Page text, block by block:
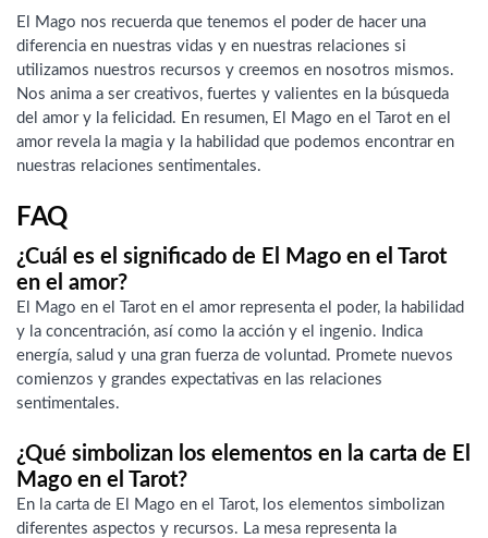
El Mago nos recuerda que tenemos el poder de hacer una
diferencia en nuestras vidas y en nuestras relaciones si
utilizamos nuestros recursos y creemos en nosotros mismos.
Nos anima a ser creativos, fuertes y valientes en la búsqueda
del amor y la felicidad. En resumen, El Mago en el Tarot en el
amor revela la magia y la habilidad que podemos encontrar en
nuestras relaciones sentimentales.
FAQ
¿Cuál es el significado de El Mago en el Tarot
en el amor?
El Mago en el Tarot en el amor representa el poder, la habilidad
y la concentración, así como la acción y el ingenio. Indica
energía, salud y una gran fuerza de voluntad. Promete nuevos
comienzos y grandes expectativas en las relaciones
sentimentales.
¿Qué simbolizan los elementos en la carta de El
Mago en el Tarot?
En la carta de El Mago en el Tarot, los elementos simbolizan
diferentes aspectos y recursos. La mesa representa la